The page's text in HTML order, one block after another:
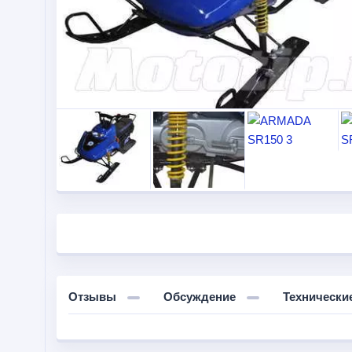
Отзывы Обсуждение